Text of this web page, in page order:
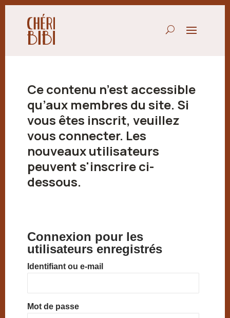
Ce contenu n’est accessible
qu’aux membres du site. Si
vous êtes inscrit, veuillez
vous connecter. Les
nouveaux utilisateurs
peuvent s'inscrire ci-
dessous.
Connexion pour les
utilisateurs enregistrés
Identifiant ou e-mail
Mot de passe